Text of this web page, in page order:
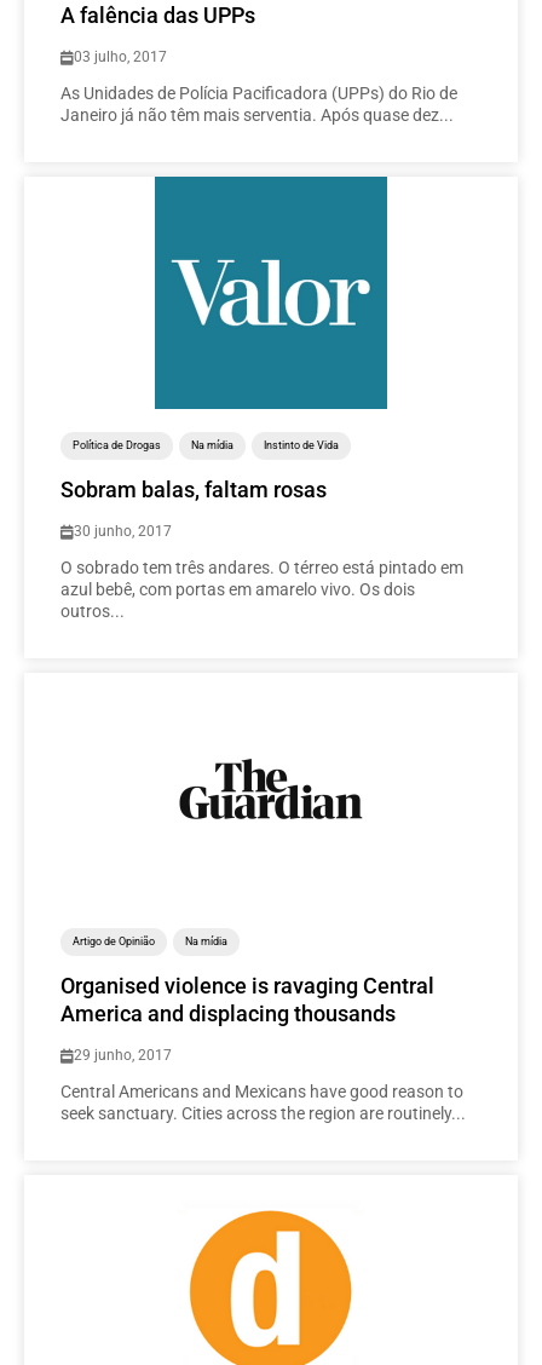
A falência das UPPs
03 julho, 2017
As Unidades de Polícia Pacificadora (UPPs) do Rio de
Janeiro já não têm mais serventia. Após quase dez...
Política de Drogas Na mídia Instinto de Vida
Sobram balas, faltam rosas
30 junho, 2017
O sobrado tem três andares. O térreo está pintado em
azul bebê, com portas em amarelo vivo. Os dois
outros...
Artigo de Opinião Na mídia
Organised violence is ravaging Central
America and displacing thousands
29 junho, 2017
Central Americans and Mexicans have good reason to
seek sanctuary. Cities across the region are routinely...